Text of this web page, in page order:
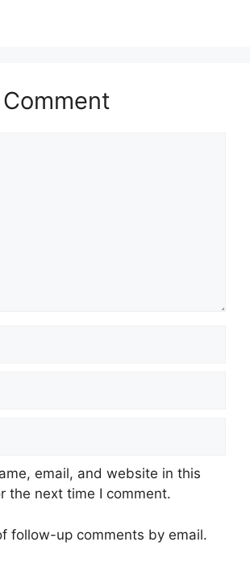
email, and website in this
the next time I comment.
follow-up comments by email.